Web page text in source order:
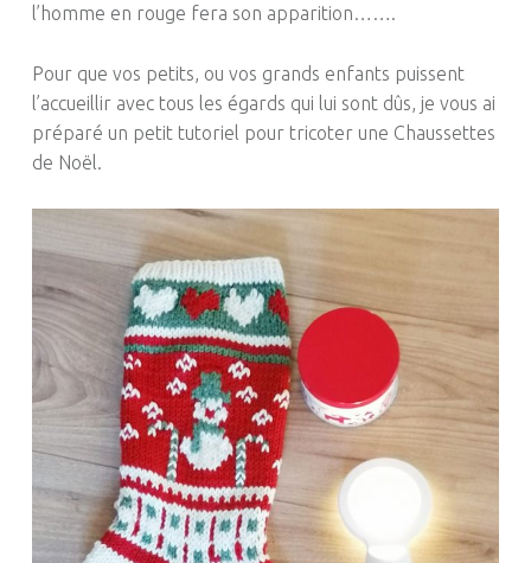
l’homme en rouge fera son apparition…….
Pour que vos petits, ou vos grands enfants puissent
l’accueillir avec tous les égards qui lui sont dûs, je vous ai
préparé un petit tutoriel pour tricoter une Chaussettes
de Noël.